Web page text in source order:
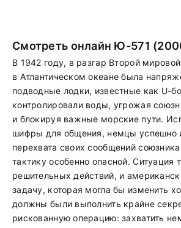
Смотреть онлайн Ю-571
В 1942 году, в разгар Второй
в Атлантическом океане была
подводные лодки, известные как U-
контролировали воды, угрожая
и блокируя важные морские пути.
шифры для общения, немцы успешно
перехвата своих сообщений
тактику особенно опасной. Ситуация
решительных действий, и
задачу, которая могла бы изменить
должны были выполнить крайне
рискованную операцию: захватить